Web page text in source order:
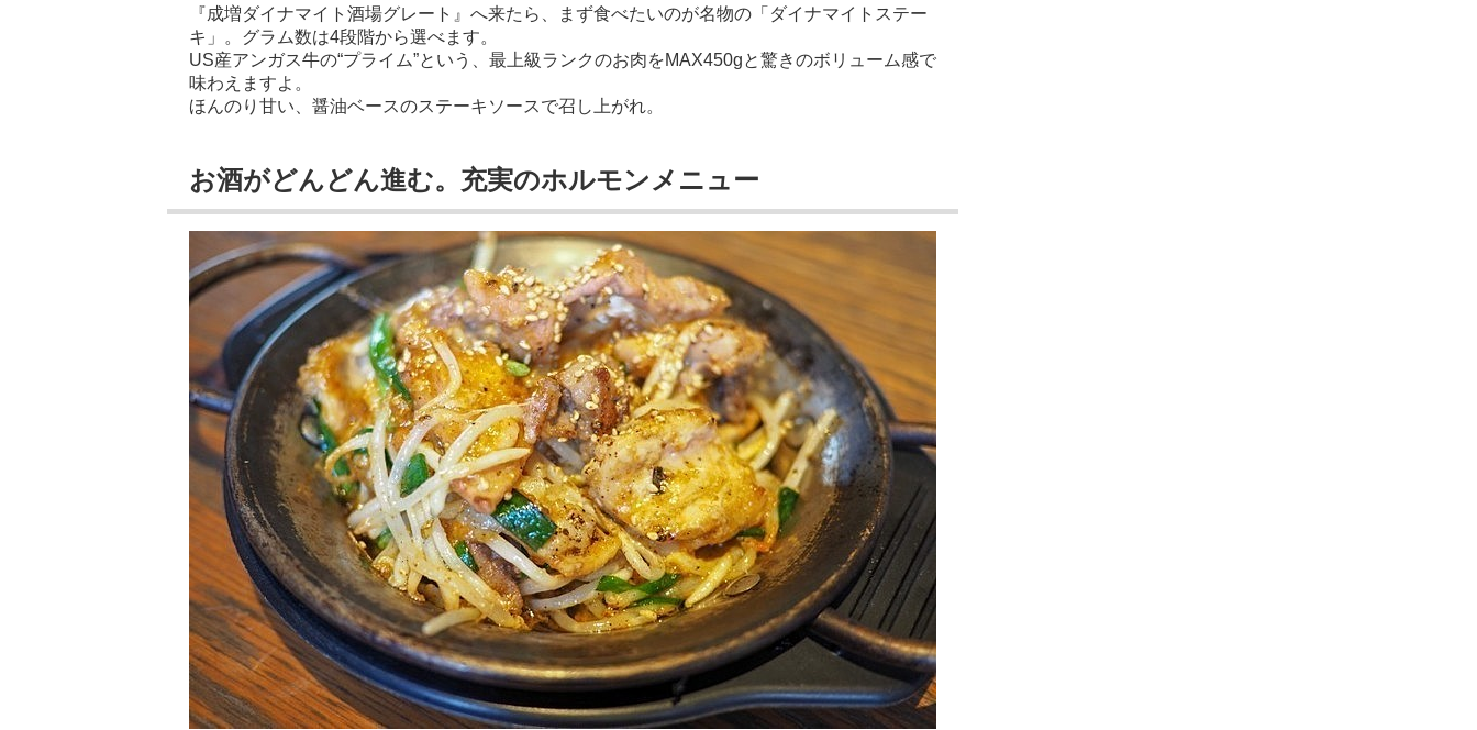
『成増ダイナマイト酒場グレート』へ来たら、まず食べたいのが名物の「ダイナマイトステー
キ」。グラム数は4段階から選べます。
US産アンガス牛の“プライム”という、最上級ランクのお肉をMAX450gと驚きのボリューム感で
味わえますよ。
ほんのり甘い、醤油ベースのステーキソースで召し上がれ。
お酒がどんどん進む。充実のホルモンメニュー